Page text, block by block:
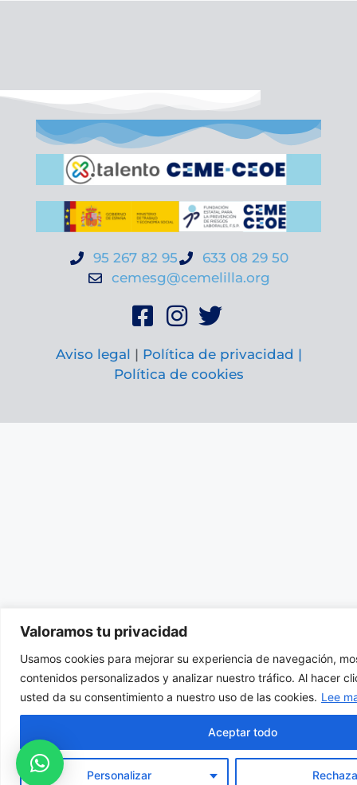
Valoramos tu privacidad
Usamos cookies para mejorar su experiencia de navegación,
contenidos personalizados y analizar nuestro tráfico. Al hacer
usted da su consentimiento a nuestro uso de las cookies. Lee
Personalizar
Aceptar todo
95 267 82 95
633 08 29 50
cemesg@cemelilla.org
Aviso legal | Política de privacidad |
Política de cookies